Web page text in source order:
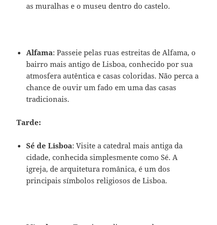
as muralhas e o museu dentro do castelo.
Alfama: Passeie pelas ruas estreitas de Alfama, o
bairro mais antigo de Lisboa, conhecido por sua
atmosfera autêntica e casas coloridas. Não perca a
chance de ouvir um fado em uma das casas
tradicionais.
Tarde:
Sé de Lisboa: Visite a catedral mais antiga da
cidade, conhecida simplesmente como Sé. A
igreja, de arquitetura românica, é um dos
principais símbolos religiosos de Lisboa.